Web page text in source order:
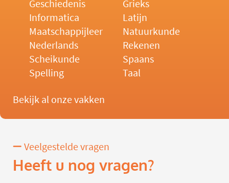
Geschiedenis
Grieks
Informatica
Latijn
Maatschappijleer
Natuurkunde
Nederlands
Rekenen
Scheikunde
Spaans
Spelling
Taal
Bekijk al onze vakken
Veelgestelde vragen
Heeft u nog vragen?